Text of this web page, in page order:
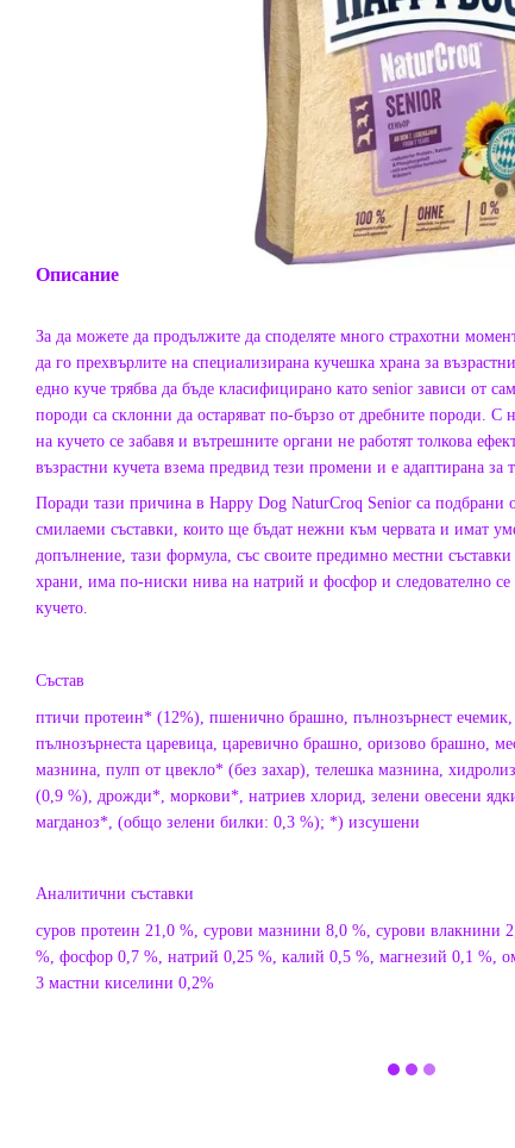
Описание
За да можете да продължите да споделяте много страхотни
да го прехвърлите на специализирана кучешка храна за
едно куче трябва да бъде класифицирано като senior зависи от
породи са склонни да остаряват по-бързо от дребните породи. С
на кучето се забавя и вътрешните органи не работят толкова
възрастни кучета взема предвид тези промени и е адаптирана за
Поради тази причина в Happy Dog NaturCroq Senior са подбрани
смилаеми съставки, които ще бъдат нежни към червата и имат
допълнение, тази формула, със своите предимно местни
храни, има по-ниски нива на натрий и фосфор и следователно
кучето.
Състав
птичи протеин* (12%), пшенично брашно, пълнозърнест ечемик,
пълнозърнеста царевица, царевично брашно, оризово брашно,
мазнина, пулп от цвекло* (без захар), телешка мазнина,
(0,9 %), дрожди*, моркови*, натриев хлорид, зелени овесени
магданоз*, (общо зелени билки: 0,3 %); *) изсушени
Аналитични съставки
суров протеин 21,0 %, сурови мазнини 8,0 %, сурови влакнини
%, фосфор 0,7 %, натрий 0,25 %, калий 0,5 %, магнезий 0,1 %,
3 мастни киселини 0,2%